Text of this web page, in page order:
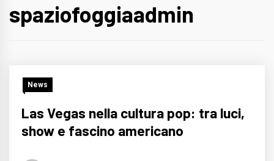
spaziofoggiaadmin
News
Las Vegas nella cultura pop: tra luci,
show e fascino americano